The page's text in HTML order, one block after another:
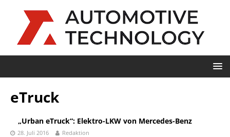
eTruck
„Urban eTruck“: Elektro-LKW von Mercedes-Benz
28. Juli 2016 Redaktion